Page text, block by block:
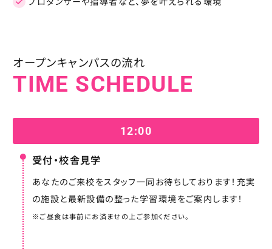
TIME SCHEDULE
オープンキャンパスの流れ
12:00
受付・校舎見学
あなたのご来校をスタッフ一同お待ちしております！充実
の施設と最新設備の整った学習環境をご案内します！
※ご昼食は事前にお済ませの上ご参加ください。